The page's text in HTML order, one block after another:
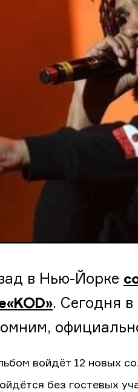
в Нью-Йорке
«KOD». Сегодня
войдёт 12 новых
без гостевых